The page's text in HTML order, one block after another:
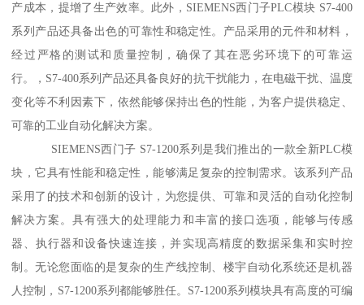
产成本，提增了生产效率。此外，SIEMENS西门子PLC模块 S7-400
系列产品还具备出色的可靠性和稳定性。产品采用的元件和材料，
经过严格的测试和质量控制，确保了其在恶劣环境下的可靠运
行。，S7-400系列产品还具备良好的抗干扰能力，在电磁干扰、温度
变化等不利因素下，依然能够保持出色的性能，为客户提供稳定、
可靠的工业自动化解决方案。
SIEMENS西门子 S7-1200系列是我们推出的一款全新PLC模
块，它具有性能和稳定性，能够满足复杂的控制需求。该系列产品
采用了的技术和创新的设计，为您提供、可靠和灵活的自动化控制
解决方案。具有强大的处理能力和丰富的接口选项，能够与传感
器、执行器和设备快速连接，并实现高精度的数据采集和实时控
制。无论您面临的是复杂的生产线控制、楼宇自动化系统还是机器
人控制，S7-1200系列都能够胜任。S7-1200系列模块具有高度的可编